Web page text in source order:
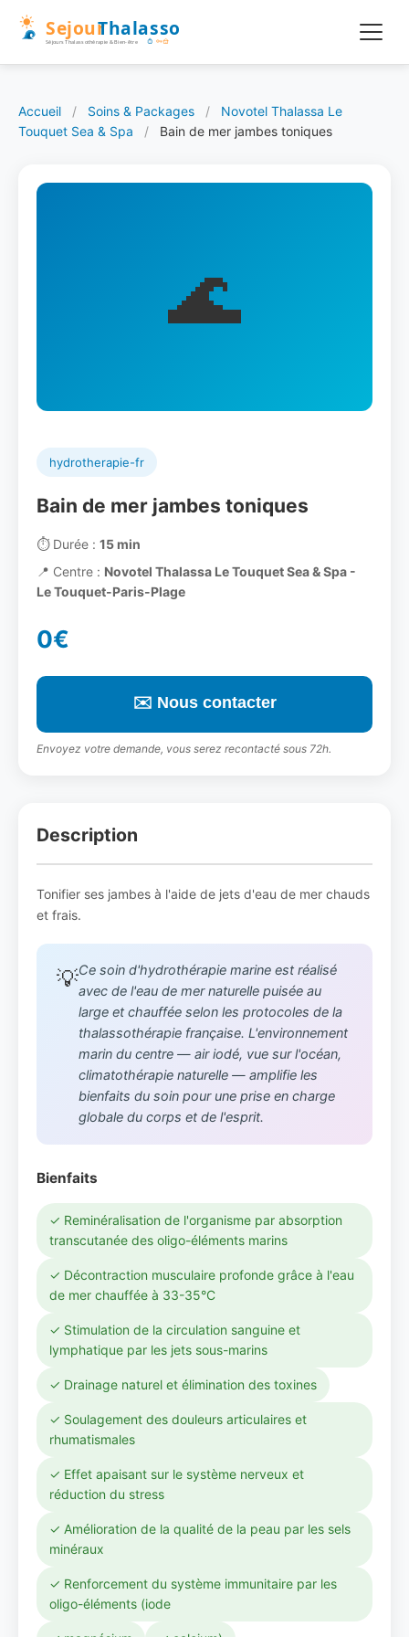
Accueil / Soins & Packages /
Novotel Thalassa Le
Touquet Sea & Spa
/ Bain de mer jambes toniques
🌊
hydrotherapie-fr
Bain de mer jambes toniques
⏱️Durée : 15 min
📍 Centre : Novotel Thalassa Le Touquet Sea & Spa -
Le Touquet-Paris-Plage
0€
✉️ Nous contacter
Envoyez votre demande, vous serez recontacté sous 72h.
Description
Tonifier ses jambes à l'aide de jets d'eau de mer chauds
et frais.
💡Ce soin d'hydrothérapie marine est réalisé
avec de l'eau de mer naturelle puisée au
large et chauffée selon les protocoles de la
thalassothérapie française. L'environnement
marin du centre — air iodé, vue sur l'océan,
climatothérapie naturelle — amplifie les
bienfaits du soin pour une prise en charge
globale du corps et de l'esprit.
Bienfaits
✓ Reminéralisation de l'organisme par absorption
transcutanée des oligo-éléments marins
✓ Décontraction musculaire profonde grâce à l'eau
de mer chauffée à 33-35°C
✓ Stimulation de la circulation sanguine et
lymphatique par les jets sous-marins
✓ Drainage naturel et élimination des toxines
✓ Soulagement des douleurs articulaires et
rhumatismales
✓ Effet apaisant sur le système nerveux et
réduction du stress
✓ Amélioration de la qualité de la peau par les sels
minéraux
✓ Renforcement du système immunitaire par les
oligo-éléments (iode